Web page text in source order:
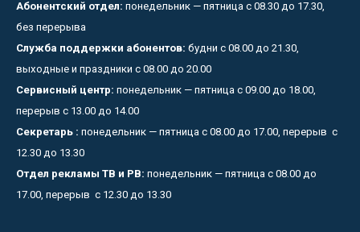
Абонентский отдел: понедельник — пятница с 08.30 до 17.30,
без перерыва
Служба поддержки абонентов: будни с 08.00 до 21.30,
выходные и праздники с 08.00 до 20.00
Сервисный центр: понедельник — пятница с 09.00 до 18.00,
перерыв с 13.00 до 14.00
Секретарь : понедельник — пятница с 08.00 до 17.00, перерыв с
12.30 до 13.30
Отдел рекламы ТВ и РВ: понедельник — пятница с 08.00 до
17.00, перерыв с 12.30 до 13.30